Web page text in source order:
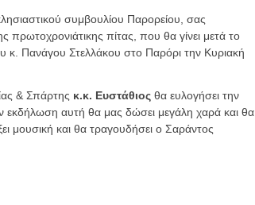
συμβουλίου Παρορείου, σας
πίτας, που θα γίνει μετά το
κ. Πανάγου Στελλάκου στο Παρόρι την Κυριακή
& Σπάρτης κ.κ. Ευστάθιος θα ευλογήσει την
εκδήλωση αυτή θα μας δώσει μεγάλη χαρά και θα
μουσική και θα τραγουδήσει ο Σαράντος